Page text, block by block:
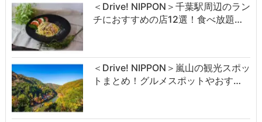
＜Drive! NIPPON＞千葉駅周辺のラン
チにおすすめの店12選！食べ放題…
＜Drive! NIPPON＞嵐山の観光スポッ
トまとめ！グルメスポットやおす…